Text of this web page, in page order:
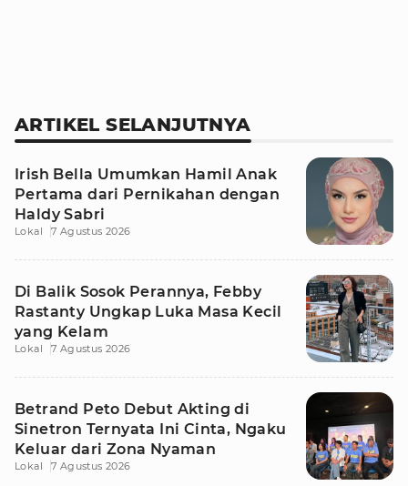
ARTIKEL SELANJUTNYA
Irish Bella Umumkan Hamil Anak
Pertama dari Pernikahan dengan
Haldy Sabri
Lokal 7 Agustus 2026
Di Balik Sosok Perannya, Febby
Rastanty Ungkap Luka Masa Kecil
yang Kelam
Lokal 7 Agustus 2026
Betrand Peto Debut Akting di
Sinetron Ternyata Ini Cinta, Ngaku
Keluar dari Zona Nyaman
Lokal 7 Agustus 2026